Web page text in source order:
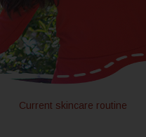
Current skincare routine